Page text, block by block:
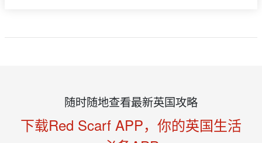
随时随地查看最新英国攻略
下载Red Scarf APP，你的英国生活